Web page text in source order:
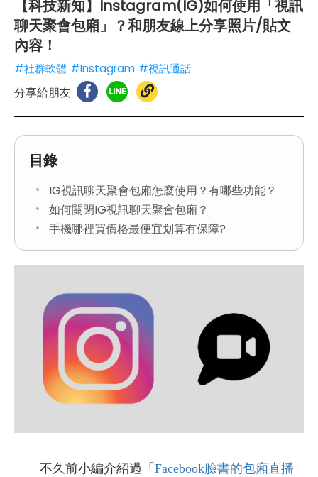
【科技新知】Instagram(IG)如何使用「視訊
聊天聚會包廂」？和朋友線上分享照片/貼文
內容！
#社群軟體 #Instagram #視訊通話
分享給朋友
目錄
IG視訊聊天聚會包廂怎麼使用？有哪些功能？
如何關閉IG視訊聊天聚會包廂？
手機哪裡買價格最便宜划算有保障?
不久前小編介紹過「 Facebook臉書的包廂直播